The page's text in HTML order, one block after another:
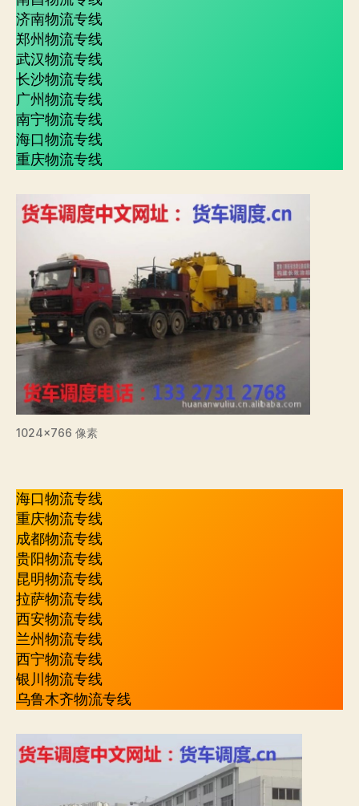
济南物流专线
郑州物流专线
武汉物流专线
长沙物流专线
广州物流专线
南宁物流专线
海口物流专线
重庆物流专线
1024×766 像素
海口物流专线
重庆物流专线
成都物流专线
贵阳物流专线
昆明物流专线
拉萨物流专线
西安物流专线
兰州物流专线
西宁物流专线
银川物流专线
乌鲁木齐物流专线